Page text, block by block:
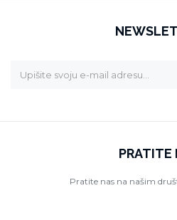
PRATITE
Pratite nas na našim